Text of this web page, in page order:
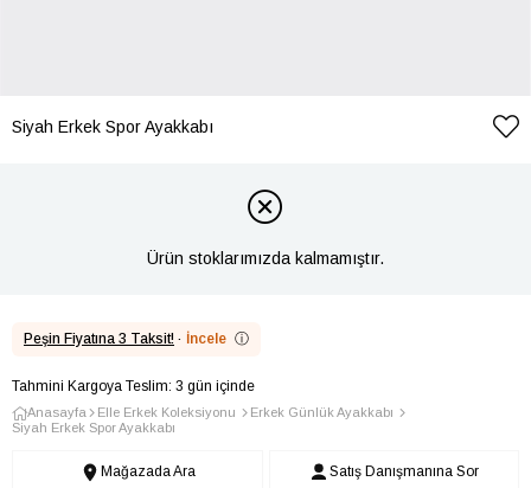
Siyah Erkek Spor Ayakkabı
Ürün stoklarımızda kalmamıştır.
Peşin Fiyatına 3 Taksit! · İncele ⓘ
Tahmini Kargoya Teslim: 3 gün içinde
Anasayfa Elle Erkek Koleksiyonu
Erkek Günlük Ayakkabı
Siyah Erkek Spor Ayakkabı
Mağazada Ara Satış Danışmanına Sor